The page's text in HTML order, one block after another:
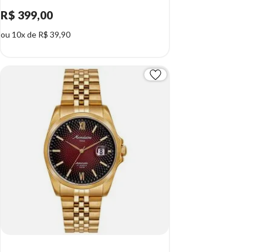
R$ 399,00
ou 10x de R$ 39,90